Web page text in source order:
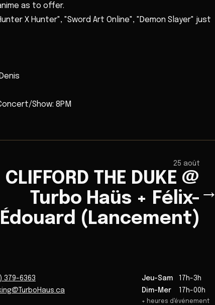
as to offer.
X Hunter", "Sword Art Online", "Demon Slayer" just
Show: 8PM
25 août
CLIFFORD THE DUKE @
Turbo Haüs + Félix-
Édouard (Lancement)
→
379-6363
Jeu-Sam
17h-3h
Dim-Mer
17h-00h
+ heures d'événement